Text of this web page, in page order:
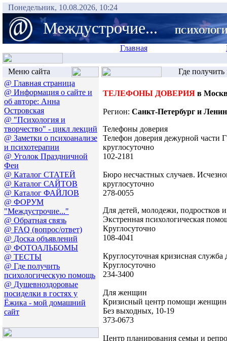
Понедельник, 10.08.2026, 10:24
Междустрочие...
Главная
Меню сайта
@ Главная страница
@ Информация о сайте и
об авторе: Анна
Островская
@ "Психология и
творчество" - цикл лекций
@ Заметки о психоанализе
и психотерапии
@ Уголок Праздничной
Феи
@ Каталог СТАТЕЙ
@ Каталог САЙТОВ
@ Каталог ФАЙЛОВ
@ ФОРУМ
"Междустрочие..."
@ Обратная связь
@ FAQ (вопрос/ответ)
@ Доска объявлений
@ ФОТОАЛЬБОМЫ
@ ТЕСТЫ
@ Где получить
психологическую помощь
@ Душевноздоровые
посиделки в гостях у
Ёжика - мой домашний
сайт
Где
ТЕЛЕФОНЫ ДОВЕРИЯ в
Регион: Санкт-Петербург и
Телефоны доверия
Телефон доверия дежурной части
круглосуточно
102-2181
Бюро несчастных случаев.
круглосуточно
278-0055
Для детей, молодежи, подростков
Экстренная психологическая
Круглосуточно
108-4041
Круглосуточная кризисная служба
Круглосуточно
234-3400
Для женщин
Кризисный центр помощи
Без выходных, 10-19
373-0673
Центр планирования семьи и